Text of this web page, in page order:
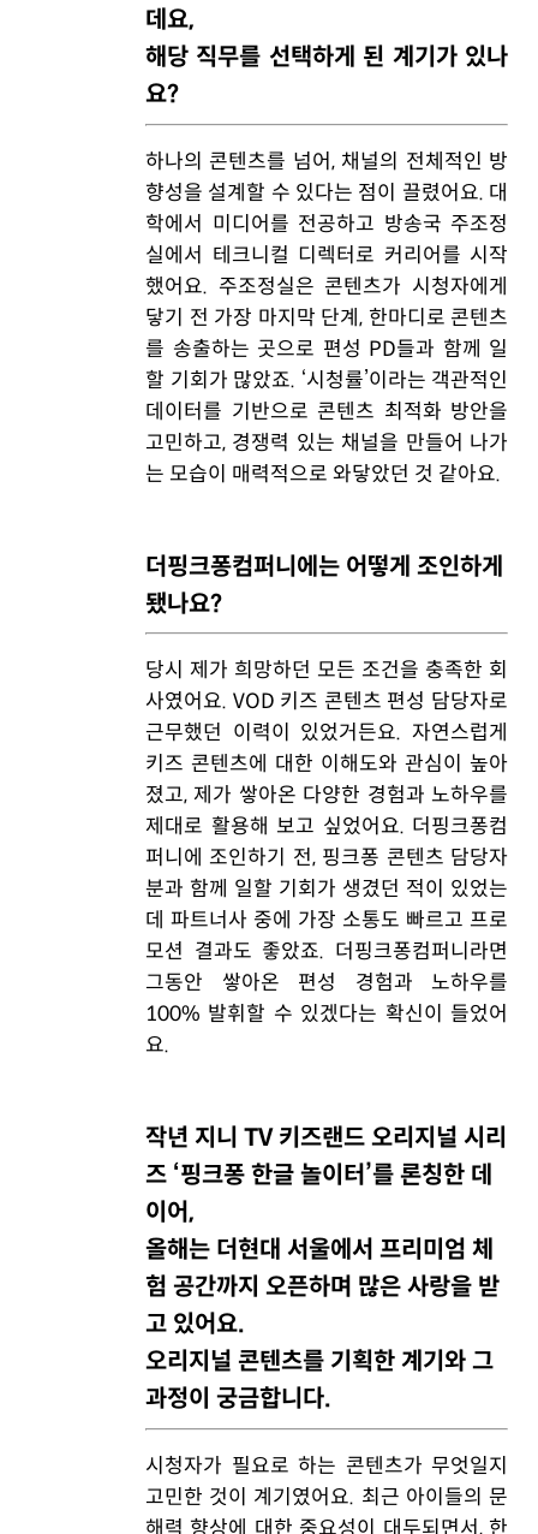
데요,
해당 직무를 선택하게 된 계기가 있나
요?
하나의 콘텐츠를 넘어, 채널의 전체적인 방
향성을 설계할 수 있다는 점이 끌렸어요. 대
학에서 미디어를 전공하고 방송국 주조정
실에서 테크니컬 디렉터로 커리어를 시작
했어요. 주조정실은 콘텐츠가 시청자에게
닿기 전 가장 마지막 단계, 한마디로 콘텐츠
를 송출하는 곳으로 편성 PD들과 함께 일
할 기회가 많았죠. ‘시청률’이라는 객관적인
데이터를 기반으로 콘텐츠 최적화 방안을
고민하고, 경쟁력 있는 채널을 만들어 나가
는 모습이 매력적으로 와닿았던 것 같아요.
더핑크퐁컴퍼니에는 어떻게 조인하게
됐나요?
당시 제가 희망하던 모든 조건을 충족한 회
사였어요. VOD 키즈 콘텐츠 편성 담당자로
근무했던 이력이 있었거든요. 자연스럽게
키즈 콘텐츠에 대한 이해도와 관심이 높아
졌고, 제가 쌓아온 다양한 경험과 노하우를
제대로 활용해 보고 싶었어요. 더핑크퐁컴
퍼니에 조인하기 전, 핑크퐁 콘텐츠 담당자
분과 함께 일할 기회가 생겼던 적이 있었는
데 파트너사 중에 가장 소통도 빠르고 프로
모션 결과도 좋았죠. 더핑크퐁컴퍼니라면
그동안 쌓아온 편성 경험과 노하우를
100% 발휘할 수 있겠다는 확신이 들었어
요.
작년 지니 TV 키즈랜드 오리지널 시리
즈 ‘핑크퐁 한글 놀이터’를 론칭한 데
이어,
올해는 더현대 서울에서 프리미엄 체
험 공간까지 오픈하며 많은 사랑을 받
고 있어요.
오리지널 콘텐츠를 기획한 계기와 그
과정이 궁금합니다.
시청자가 필요로 하는 콘텐츠가 무엇일지
고민한 것이 계기였어요. 최근 아이들의 문
해력 향상에 대한 중요성이 대두되면서, 한